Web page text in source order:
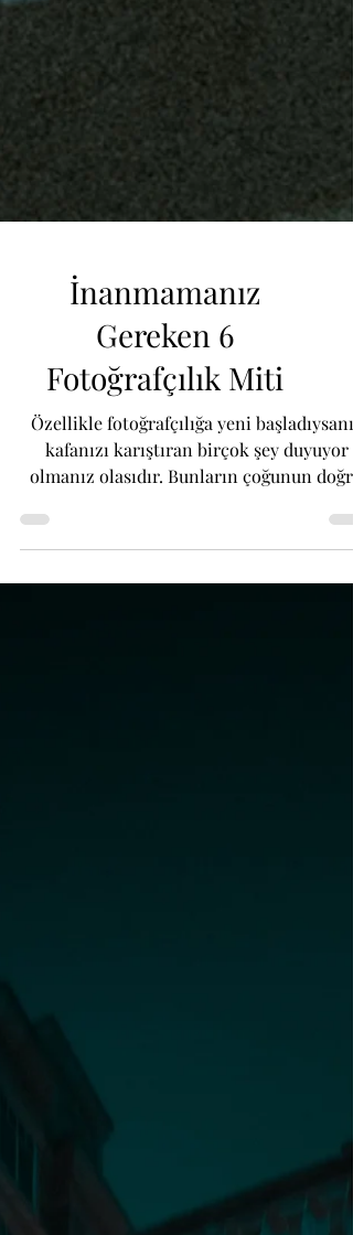
İnanmamanız
Gereken 6
Fotoğrafçılık Miti
Özellikle fotoğrafçılığa yeni başladıysanız
olmanız olasıdır. Bunların çoğunun doğru
olmadığını...